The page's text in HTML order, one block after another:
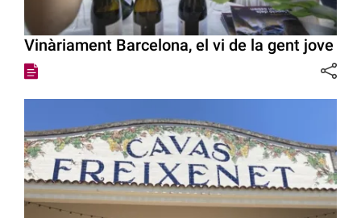
Vinàriament Barcelona, el vi de la gent jove